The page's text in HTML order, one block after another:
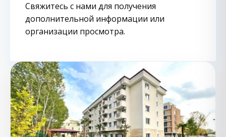
Свяжитесь с нами для получения
дополнительной информации или
организации просмотра.